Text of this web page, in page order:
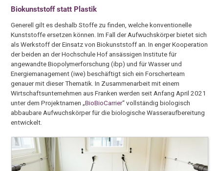
Biokunststoff statt Plastik
Generell gilt es deshalb Stoffe zu finden, welche konventionelle
Kunststoffe ersetzen können. Im Fall der Aufwuchskörper bietet sich
als Werkstoff der Einsatz von Biokunststoff an. In enger Kooperation
der beiden an der Hochschule Hof ansässigen Institute für
angewandte Biopolymerforschung (ibp) und für Wasser und
Energiemanagement (iwe) beschäftigt sich ein Forscherteam
genauer mit dieser Thematik. In Zusammenarbeit mit einem
Wirtschaftsunternehmen aus Franken werden seit Anfang April 2021
unter dem Projektnamen „BioBioCarrier“ vollständig biologisch
abbaubare Aufwuchskörper für die biologische Wasseraufbereitung
entwickelt.